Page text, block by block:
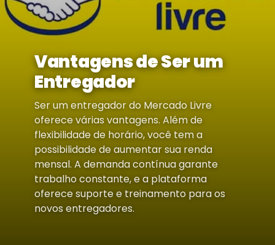
Vantagens de Ser um
Entregador
Ser um entregador do Mercado Livre
oferece várias vantagens. Além de
flexibilidade de horário, você tem a
possibilidade de aumentar sua renda
mensal. A demanda contínua garante
trabalho constante, e a plataforma
oferece suporte e treinamento para os
novos entregadores.